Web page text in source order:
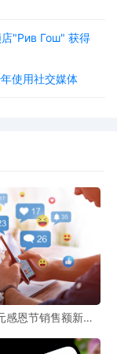
店"Рив Гош" 获得
使用社交媒体
感恩节销售额新纪
新风潮！